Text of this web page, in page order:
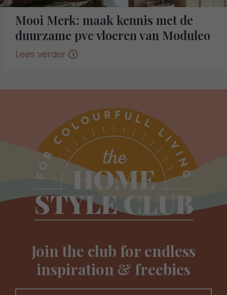
Mooi Merk: maak kennis met de
duurzame pvc vloeren van Moduleo
Lees verder
Join the club for endless
inspiration & freebies